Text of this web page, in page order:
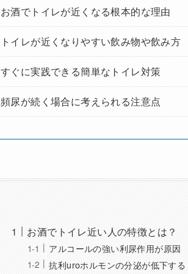
お酒でトイレが近くなる根本的な理由
トイレが近くなりやすい飲み物や飲み方
すぐに実践できる簡単なトイレ対策
頻尿が続く場合に考えられる注意点
お酒でトイレ近い人の特徴とは？
アルコールの強い利尿作用が原因
抗利uroホルモンの分泌が低下する